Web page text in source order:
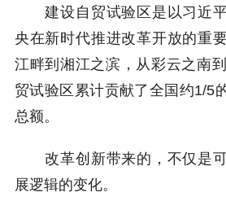
建设自贸试验区是以习近平
央在新时代推进改革开放的重
江畔到湘江之滨，从彩云之南
贸试验区累计贡献了全国约1/5
总额。
改革创新带来的，不仅是可
展逻辑的变化。